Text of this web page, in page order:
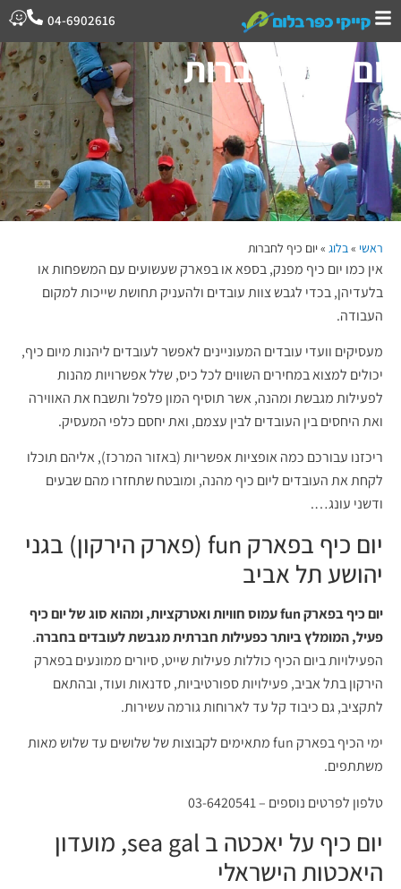
04-6902616
יום כיף לחברות
ראשי »בלוג »יום כיף לחברות
אין כמו יום כיף מפנק, בספא או בפארק שעשועים עם המשפחות או
בלעדיהן, בכדי לגבש צוות עובדים ולהעניק תחושת שייכות למקום
העבודה.
מעסיקים וועדי עובדים המעוניינים לאפשר לעובדים ליהנות מיום כיף,
יכולים למצוא במחירים השווים לכל כיס, שלל אפשרויות מהנות
לפעילות מגבשת ומהנה, אשר תוסיף המון פלפל ותשבח את האווירה
ואת היחסים בין העובדים לבין עצמם, ואת יחסם כלפי המעסיק.
ריכזנו עבורכם כמה אופציות אפשריות (באזור המרכז), אליהם תוכלו
לקחת את העובדים ליום כיף מהנה, ומובטח שתחזרו מהם שבעים
ודשני עונג….
יום כיף בפארק fun (פארק הירקון) בגני
יהושע תל אביב
יום כיף בפארק fun עמוס חוויות ואטרקציות, ומהוא סוג של יום כיף
פעיל, המומלץ ביותר כפעילות חברתית מגבשת לעובדים בחברה.
הפעילויות ביום הכיף כוללות פעילות שייט, סיורים ממונעים בפארק
הירקון בתל אביב, פעילויות ספורטיביות, סדנאות ועוד, ובהתאם
לתקציב, גם כיבוד קל עד לארוחות גורמה עשירות.
ימי הכיף בפארק fun מתאימים לקבוצות של שלושים עד שלוש מאות
משתתפים.
טלפון לפרטים נוספים – 03-6420541
יום כיף על יאכטה ב sea gal, מועדון
היאכטות הישראלי